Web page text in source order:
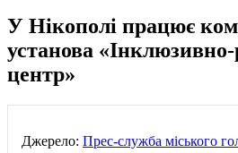
У Нікополі працює
установа
центр»
Джерело: Прес-служба міського